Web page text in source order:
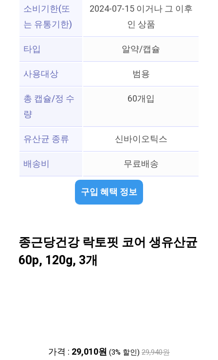
소비기한(또
는 유통기한)
2024-07-15 이거나 그 이후
인 상품
타입
알약/캡슐
사용대상
범용
총 캡슐/정 수
량
60개입
유산균 종류
신바이오틱스
배송비
무료배송
구입 혜택 정보
종근당건강 락토핏 코어 생유산균
60p, 120g, 3개
가격 : 29,010원 (3% 할인) 29,940원